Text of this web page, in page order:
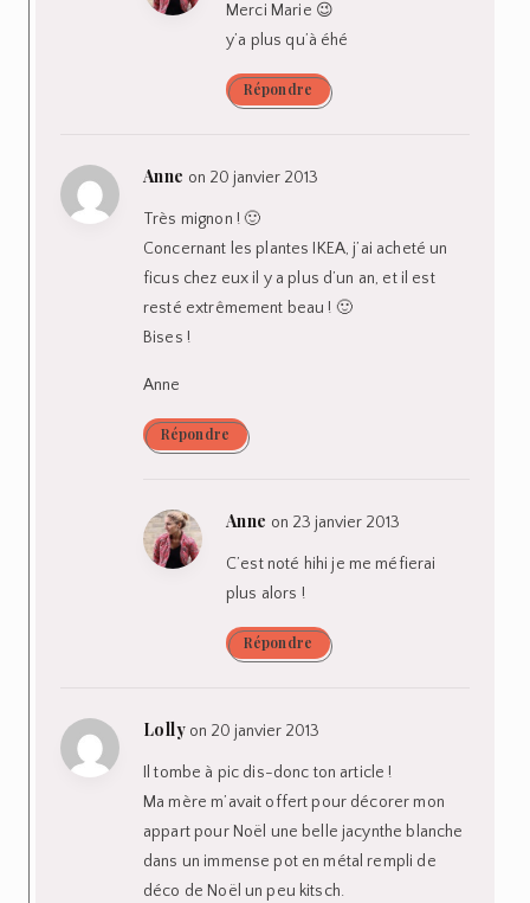
Merci Marie 😉
y’a plus qu’à éhé
Répondre
Anne on 20 janvier 2013
Très mignon ! 🙂
Concernant les plantes IKEA, j’ai acheté un
ficus chez eux il y a plus d’un an, et il est
resté extrêmement beau ! 🙂
Bises !
Anne
Répondre
Anne on 23 janvier 2013
C’est noté hihi je me méfierai
plus alors !
Répondre
Lolly on 20 janvier 2013
Il tombe à pic dis-donc ton article !
Ma mère m’avait offert pour décorer mon
appart pour Noël une belle jacynthe blanche
dans un immense pot en métal rempli de
déco de Noël un peu kitsch.